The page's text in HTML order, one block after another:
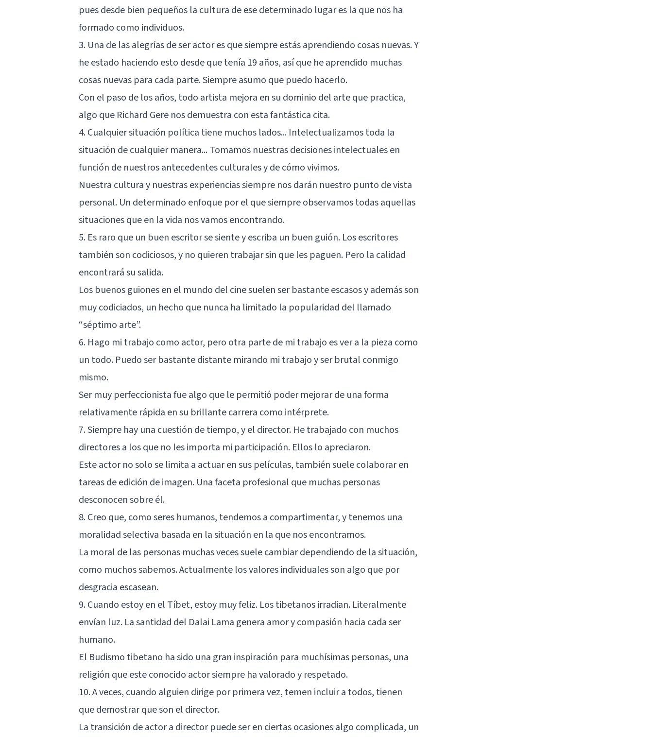
pues desde bien pequeños la cultura de ese determinado lugar es la que nos ha
formado como individuos.
3. Una de las alegrías de ser actor es que siempre estás aprendiendo cosas nuevas. Y
he estado haciendo esto desde que tenía 19 años, así que he aprendido muchas
cosas nuevas para cada parte. Siempre asumo que puedo hacerlo.
Con el paso de los años, todo artista mejora en su dominio del arte que practica,
algo que Richard Gere nos demuestra con esta fantástica cita.
4. Cualquier situación política tiene muchos lados... Intelectualizamos toda la
situación de cualquier manera... Tomamos nuestras decisiones intelectuales en
función de nuestros antecedentes culturales y de cómo vivimos.
Nuestra cultura y nuestras experiencias siempre nos darán nuestro punto de vista
personal. Un determinado enfoque por el que siempre observamos todas aquellas
situaciones que en la vida nos vamos encontrando.
5. Es raro que un buen escritor se siente y escriba un buen guión. Los escritores
también son codiciosos, y no quieren trabajar sin que les paguen. Pero la calidad
encontrará su salida.
Los buenos guiones en el mundo del cine suelen ser bastante escasos y además son
muy codiciados, un hecho que nunca ha limitado la popularidad del llamado
“séptimo arte”.
6. Hago mi trabajo como actor, pero otra parte de mi trabajo es ver a la pieza como
un todo. Puedo ser bastante distante mirando mi trabajo y ser brutal conmigo
mismo.
Ser muy perfeccionista fue algo que le permitió poder mejorar de una forma
relativamente rápida en su brillante carrera como intérprete.
7. Siempre hay una cuestión de tiempo, y el director. He trabajado con muchos
directores a los que no les importa mi participación. Ellos lo apreciaron.
Este actor no solo se limita a actuar en sus películas, también suele colaborar en
tareas de edición de imagen. Una faceta profesional que muchas personas
desconocen sobre él.
8. Creo que, como seres humanos, tendemos a compartimentar, y tenemos una
moralidad selectiva basada en la situación en la que nos encontramos.
La moral de las personas muchas veces suele cambiar dependiendo de la situación,
como muchos sabemos. Actualmente los valores individuales son algo que por
desgracia escasean.
9. Cuando estoy en el Tíbet, estoy muy feliz. Los tibetanos irradian. Literalmente
envían luz. La santidad del Dalai Lama genera amor y compasión hacia cada ser
humano.
El Budismo tibetano ha sido una gran inspiración para muchísimas personas, una
religión que este conocido actor siempre ha valorado y respetado.
10. A veces, cuando alguien dirige por primera vez, temen incluir a todos, tienen
que demostrar que son el director.
La transición de actor a director puede ser en ciertas ocasiones algo complicada, un